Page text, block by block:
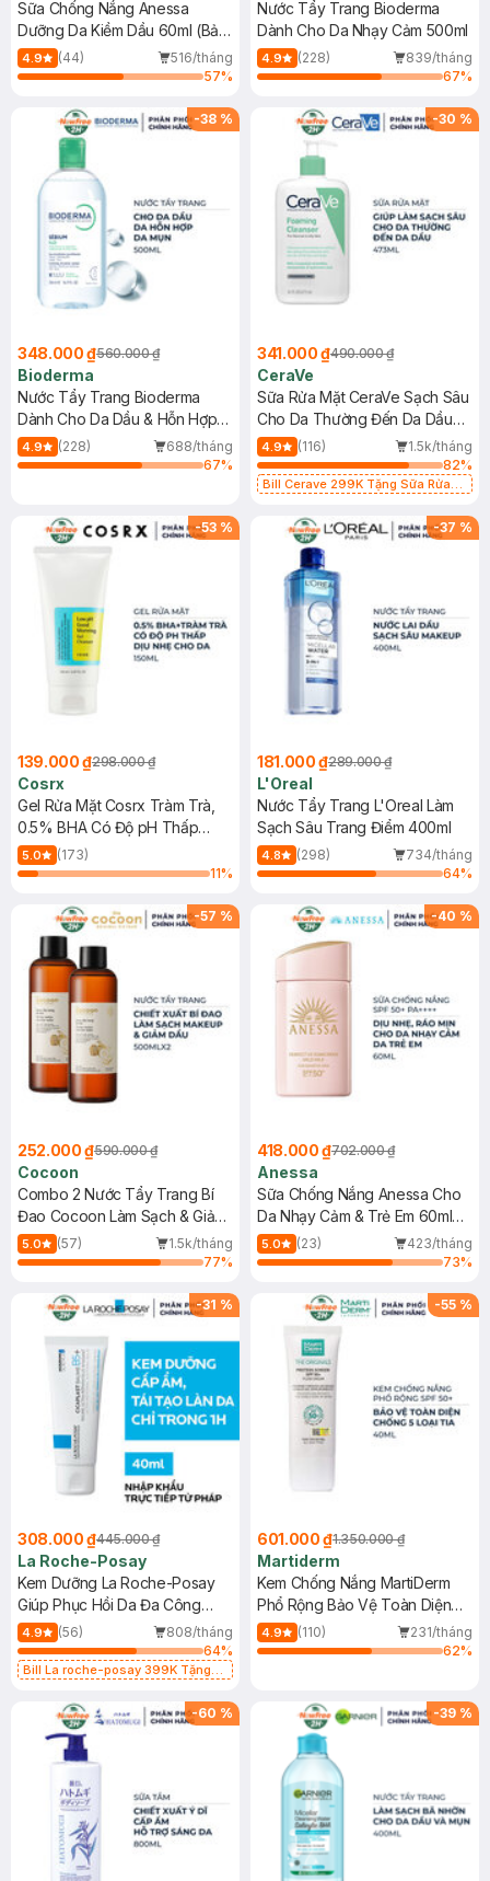
Sữa Chống Nắng Anessa
Dưỡng Da Kiềm Dầu 60ml (Bản
Mới)
4.9 (44)
516/tháng
57%
Nước Tẩy Trang Bioderma
Dành Cho Da Nhạy Cảm 500ml
4.9 (228)
839/tháng
67%
-38 %
348.000 ₫560.000 ₫
Bioderma
Nước Tẩy Trang Bioderma
Dành Cho Da Dầu & Hỗn Hợp
500ml
4.9 (228)
688/tháng
67%
-30 %
341.000 ₫490.000 ₫
CeraVe
Sữa Rửa Mặt CeraVe Sạch Sâu
Cho Da Thường Đến Da Dầu
473ml
4.9 (116)
1.5k/tháng
82%
Bill Cerave 299K Tặng Sữa Rửa
-53 %
139.000 ₫298.000 ₫
Cosrx
Gel Rửa Mặt Cosrx Tràm Trà,
0.5% BHA Có Độ pH Thấp
150ml
5.0
(173)
11%
-37 %
181.000 ₫289.000 ₫
L'Oreal
Nước Tẩy Trang L'Oreal Làm
Sạch Sâu Trang Điểm 400ml
4.8 (298)
734/tháng
64%
-57 %
252.000 ₫590.000 ₫
Cocoon
Combo 2 Nước Tẩy Trang Bí
Đao Cocoon Làm Sạch & Giảm
Dầu 500ml
5.0 (57)
1.5k/tháng
77%
-40 %
418.000 ₫702.000 ₫
Anessa
Sữa Chống Nắng Anessa Cho
Da Nhạy Cảm & Trẻ Em 60ml
(Mới)
5.0 (23)
423/tháng
73%
-31 %
308.000 ₫445.000 ₫
La Roche-Posay
Kem Dưỡng La Roche-Posay
Giúp Phục Hồi Da Đa Công
Dụng 40ml
4.9 (56)
808/tháng
64%
Bill La roche-posay 399K Tặng
(SL có hạn)
-55 %
601.000 ₫1.350.000 ₫
Martiderm
Kem Chống Nắng MartiDerm
Phổ Rộng Bảo Vệ Toàn Diện
40ml
4.9 (110)
231/tháng
62%
-60 % -39 %